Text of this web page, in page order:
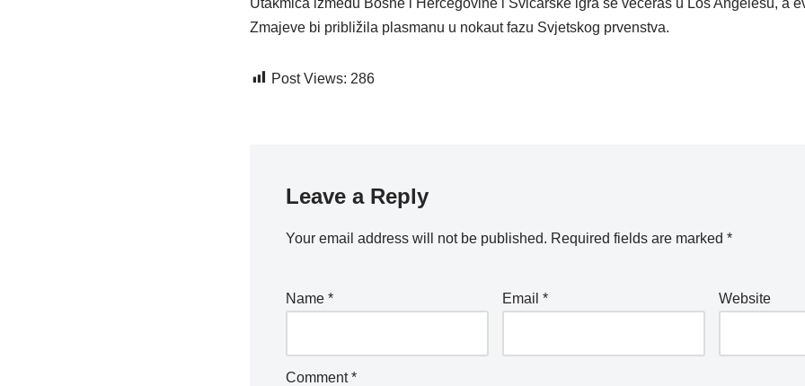
Zmajeve bi približila plasmanu u nokaut fazu Svjetskog prvenstva.
Post Views: 286
Leave a Reply
Your email address will not be published. Required fields are marked *
Name * Email * Website
Comment*